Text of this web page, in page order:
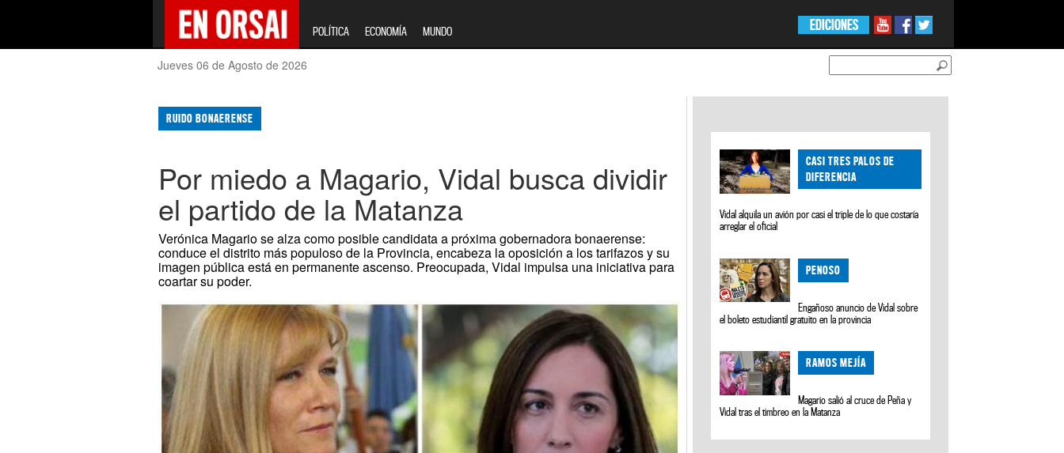
POLÍTICA ECONOMÍA MUNDO EDICIONES
Jueves 06 de Agosto de 2026
RUIDO BONAERENSE
Por miedo a Magario, Vidal busca dividir
el partido de la Matanza
Verónica Magario se alza como posible candidata a próxima gobernadora bonaerense:
conduce el distrito más populoso de la Provincia, encabeza la oposición a los tarifazos y su
imagen pública está en permanente ascenso. Preocupada, Vidal impulsa una iniciativa para
coartar su poder.
CASI TRES PALOS DE
DIFERENCIA
Vidal alquila un avión por casi el triple de lo que costaría
arreglar el oficial
PENOSO
Engañoso anuncio de Vidal sobre
el boleto estudiantil gratuito en la provincia
RAMOS MEJÍA
Magario salió al cruce de Peña y
Vidal tras el timbreo en la Matanza